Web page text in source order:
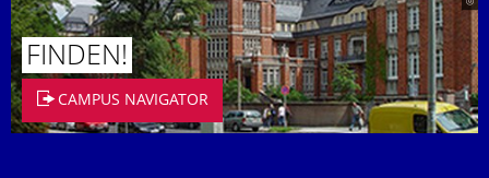
FINDEN!
CAMPUS NAVIGATOR